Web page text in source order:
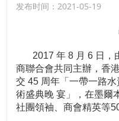
发布时间：2021-05-19
2017 年 8 月 6 日，
商聯合會共同主辦，香
交 45 周年「一帶一路
術盛典晚 宴」，在墨爾
社團領袖、商會精英等